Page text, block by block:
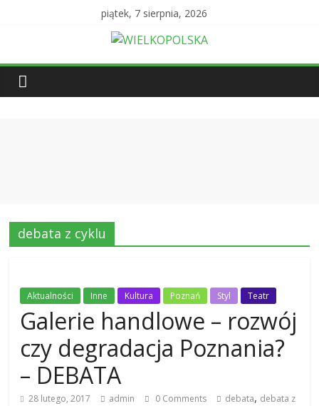
piątek, 7 sierpnia, 2026
debata z cyklu
Aktualności Inne Kultura Poznań Styl Teatr
Galerie handlowe – rozwój
czy degradacja Poznania?
– DEBATA
28 lutego, 2017 admin 0 Comments debata, debata z